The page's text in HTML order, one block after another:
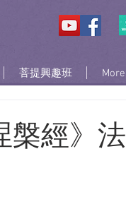
菩提興趣班 More
經》法